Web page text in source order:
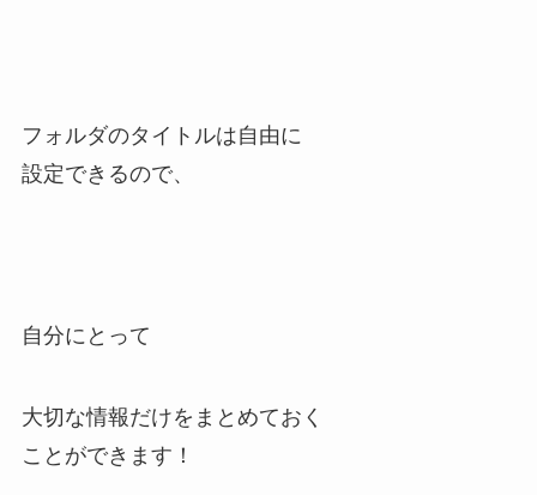
フォルダのタイトルは自由に
設定できるので、
自分にとって
大切な情報だけをまとめておく
ことができます！